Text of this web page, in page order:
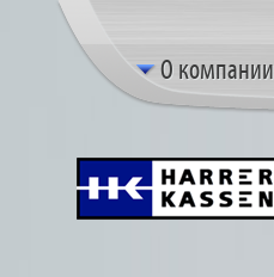
О компании